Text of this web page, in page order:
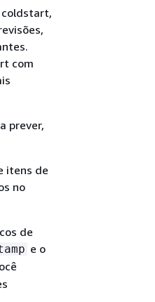
coldstart,
com
prever,
itens de
no
de
e o